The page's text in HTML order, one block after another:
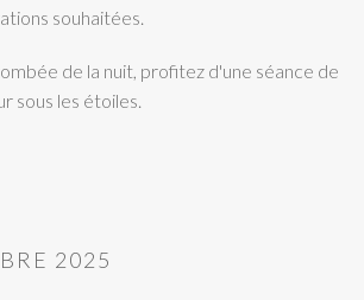
souhaitées.
de la nuit, profitez d'une séance de
sous les étoiles.
2025